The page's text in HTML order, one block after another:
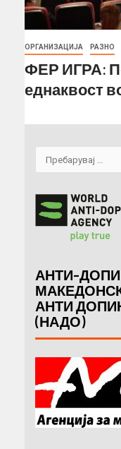
ОРГАНИЗАЦИЈА РАЗНО
ФЕР ИГРА:
еднаквост
АНТИ-
АНТИ
(НАДО)